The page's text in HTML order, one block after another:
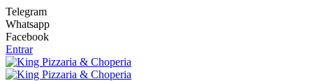
Telegram
Whatsapp
Facebook
Entrar